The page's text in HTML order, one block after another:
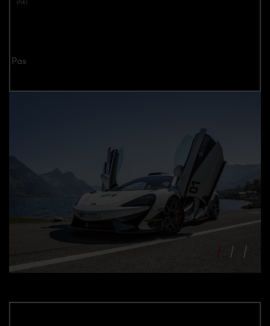
Passend für alle McLaren 570S Modelle